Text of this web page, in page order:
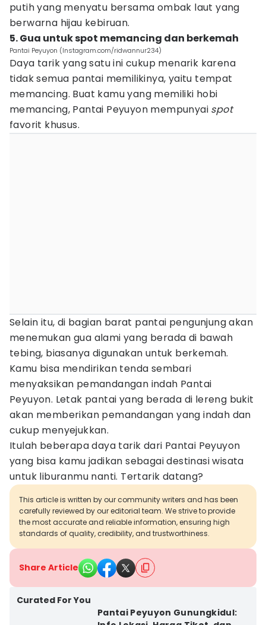
putih yang menyatu bersama ombak laut yang
berwarna hijau kebiruan.
5. Gua untuk spot memancing dan berkemah
Pantai Peyuyon (Instagram.com/ridwannur234)
Daya tarik yang satu ini cukup menarik karena
tidak semua pantai memilikinya, yaitu tempat
memancing. Buat kamu yang memiliki hobi
memancing, Pantai Peyuyon mempunyai spot
favorit khusus.
Selain itu, di bagian barat pantai pengunjung akan
menemukan gua alami yang berada di bawah
tebing, biasanya digunakan untuk berkemah.
Kamu bisa mendirikan tenda sembari
menyaksikan pemandangan indah Pantai
Peyuyon. Letak pantai yang berada di lereng bukit
akan memberikan pemandangan yang indah dan
cukup menyejukkan.
Itulah beberapa daya tarik dari Pantai Peyuyon
yang bisa kamu jadikan sebagai destinasi wisata
untuk liburanmu nanti. Tertarik datang?
This article is written by our community writers and has been
carefully reviewed by our editorial team. We strive to provide
the most accurate and reliable information, ensuring high
standards of quality, credibility, and trustworthiness.
Share Article
Curated For You
Pantai Peyuyon Gunungkidul: